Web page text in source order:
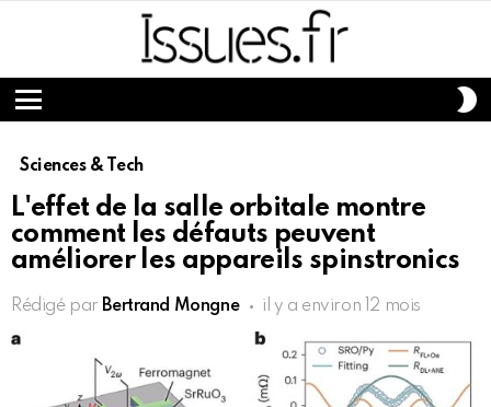
Menu
Sciences & Tech
L'effet de la salle orbitale montre
comment les défauts peuvent
améliorer les appareils spinstronics
Rédigé par Bertrand Mongne il y a environ 12 mois